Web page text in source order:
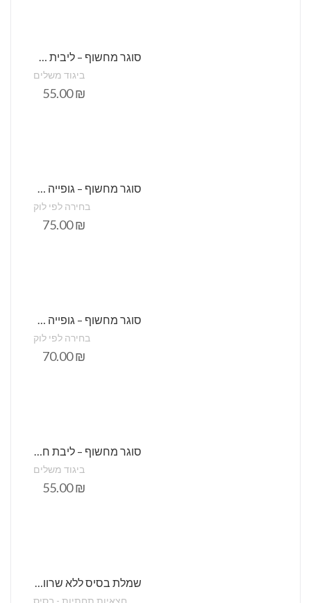
ביגוד משלים
55.00₪
בחירה לפי לוק
75.00₪
בחירה לפי לוק
70.00₪
ביגוד משלים
55.00₪
חצאיות תחתיות - בסיס